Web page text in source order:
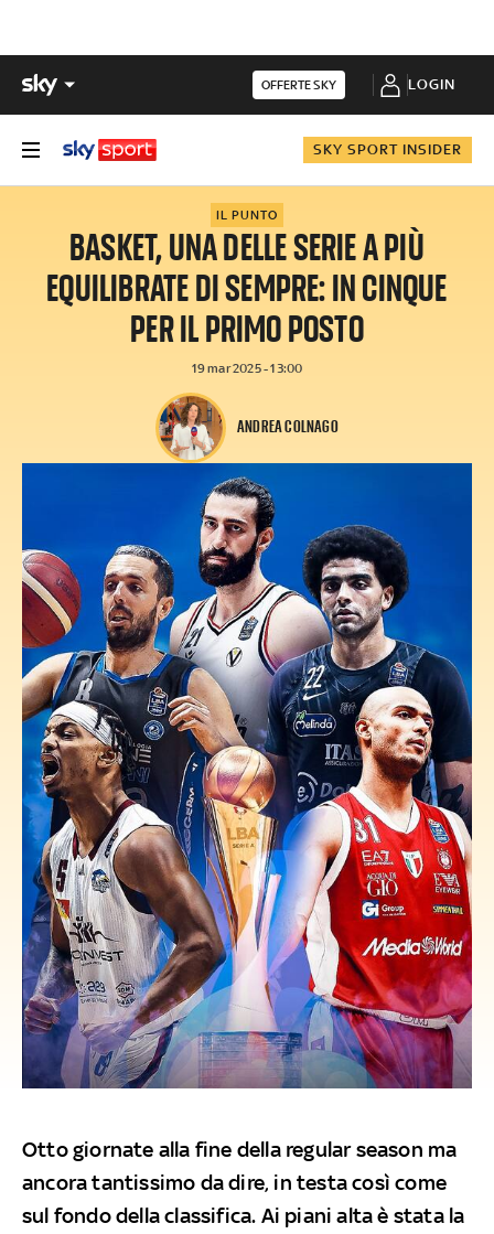
OFFERTE SKY LOGIN
SKY SPORT INSIDER
IL PUNTO
BASKET, UNA DELLE SERIE A PIÙ
EQUILIBRATE DI SEMPRE: IN CINQUE
PER IL PRIMO POSTO
19 mar 2025 - 13:00
ANDREA COLNAGO
Otto giornate alla fine della regular season ma
ancora tantissimo da dire, in testa così come
sul fondo della classifica. Ai piani alta è stata la